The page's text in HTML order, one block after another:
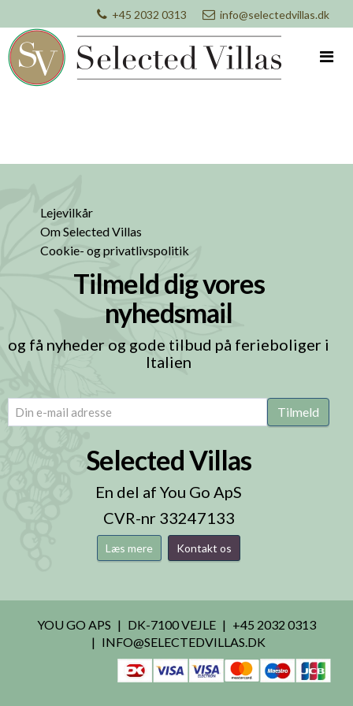
+45 2032 0313 info@selectedvillas.dk
Lejevilkår
Om Selected Villas
Cookie- og privatlivspolitik
Tilmeld dig vores
nyhedsmail
og få nyheder og gode tilbud på ferieboliger i
Italien
email (Påkrævet) Tilmeld
Selected Villas
En del af You Go ApS
CVR-nr 33247133
Læs mere Kontakt os
YOU GO APS DK-7100 VEJLE
+45 2032 0313
INFO@SELECTEDVILLAS.DK